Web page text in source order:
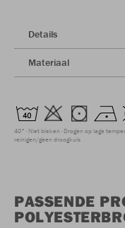
Details
Materiaal
40° Niet bleken Drogen op lage
reinigen/geen droogkuis
PASSENDE